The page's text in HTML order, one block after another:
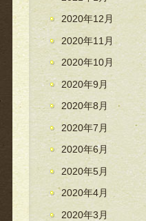
2020年12月
2020年11月
2020年10月
2020年9月
2020年8月
2020年7月
2020年6月
2020年5月
2020年4月
2020年3月